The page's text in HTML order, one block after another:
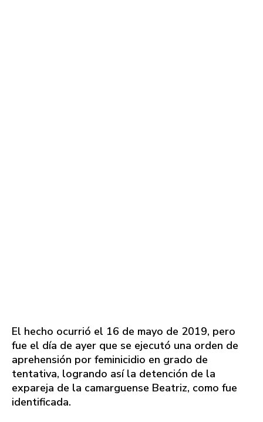
El hecho ocurrió el 16 de mayo de 2019, pero
fue el día de ayer que se ejecutó una orden de
aprehensión por feminicidio en grado de
tentativa, logrando así la detención de la
expareja de la camarguense Beatriz, como fue
identificada.